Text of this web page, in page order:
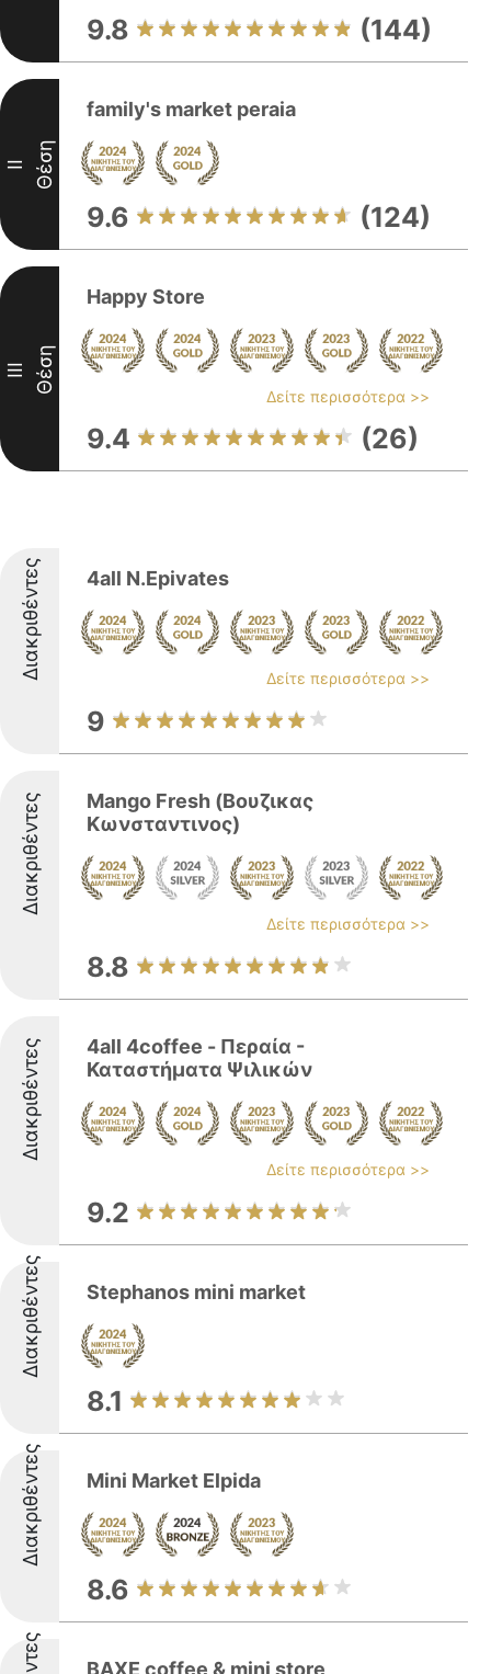
9.8 (144)
II Θέση
family's market peraia
9.6 (124)
III Θέση
Happy Store
Δείτε περισσότερα >>
9.4 (26)
Διακριθέντες 4all N.Epivates
Δείτε περισσότερα >>
9
Διακριθέντες
Mango Fresh (Βουζικας
Κωνσταντινος)
Δείτε περισσότερα >>
8.8
Διακριθέντες
4all 4coffee - Περαία -
Καταστήματα Ψιλικών
Δείτε περισσότερα >>
9.2
Διακριθέντες Stephanos mini market
8.1
Διακριθέντες Mini Market Elpida
8.6
BAXE coffee & mini store